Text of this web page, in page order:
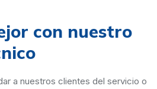
con nuestro
a nuestros clientes del servicio o